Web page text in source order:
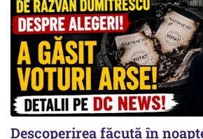
Descoperirea făcută în